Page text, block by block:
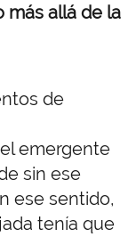
más allá de la
de
emergente
sin ese
ese sentido,
tenía que